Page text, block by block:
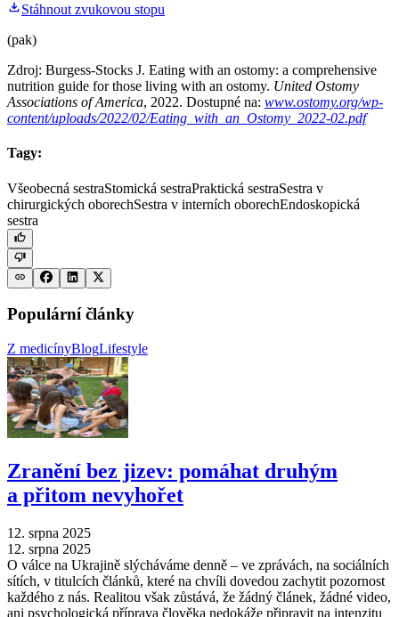
Stáhnout zvukovou stopu
(pak)
Zdroj: Burgess-Stocks J. Eating with an ostomy: a comprehensive
nutrition guide for those living with an ostomy. United Ostomy
Associations of America, 2022. Dostupné na: www.ostomy.org/wp-
content/uploads/2022/02/Eating_with_an_Ostomy_2022-02.pdf
Tagy:
Všeobecná sestraStomická sestraPraktická sestraSestra v
chirurgických oborechSestra v interních oborechEndoskopická
sestra
Populární články
Z medicínyBlogLifestyle
Zranění bez jizev: pomáhat druhým
a přitom nevyhořet
12. srpna 2025
12. srpna 2025
O válce na Ukrajině slýcháváme denně –⁠ ve zprávách, na sociálních
sítích, v titulcích článků, které na chvíli dovedou zachytit pozornost
každého z nás. Realitou však zůstává, že žádný článek, žádné video,
ani psychologická příprava člověka nedokáže připravit na intenzitu